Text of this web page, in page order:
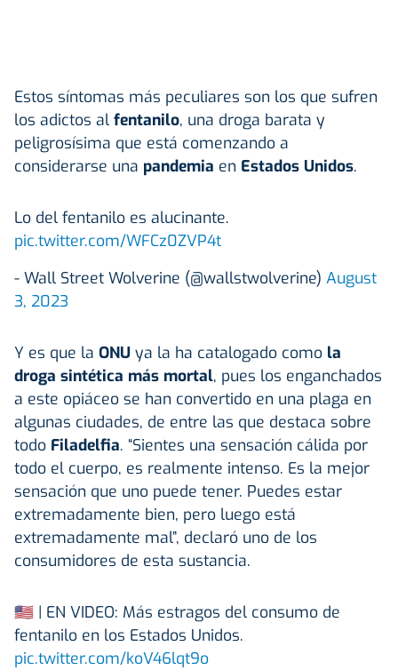
Estos síntomas más peculiares son los que sufren
los adictos al fentanilo, una droga barata y
peligrosísima que está comenzando a
considerarse una pandemia en Estados Unidos.
Lo del fentanilo es alucinante.
pic.twitter.com/WFCz0ZVP4t
- Wall Street Wolverine (@wallstwolverine) August
3, 2023
Y es que la ONU ya la ha catalogado como la
droga sintética más mortal, pues los enganchados
a este opiáceo se han convertido en una plaga en
algunas ciudades, de entre las que destaca sobre
todo Filadelfia. “Sientes una sensación cálida por
todo el cuerpo, es realmente intenso. Es la mejor
sensación que uno puede tener. Puedes estar
extremadamente bien, pero luego está
extremadamente mal”, declaró uno de los
consumidores de esta sustancia.
🇺🇸 | EN VIDEO: Más estragos del consumo de
fentanilo en los Estados Unidos.
pic.twitter.com/koV46lqt9o